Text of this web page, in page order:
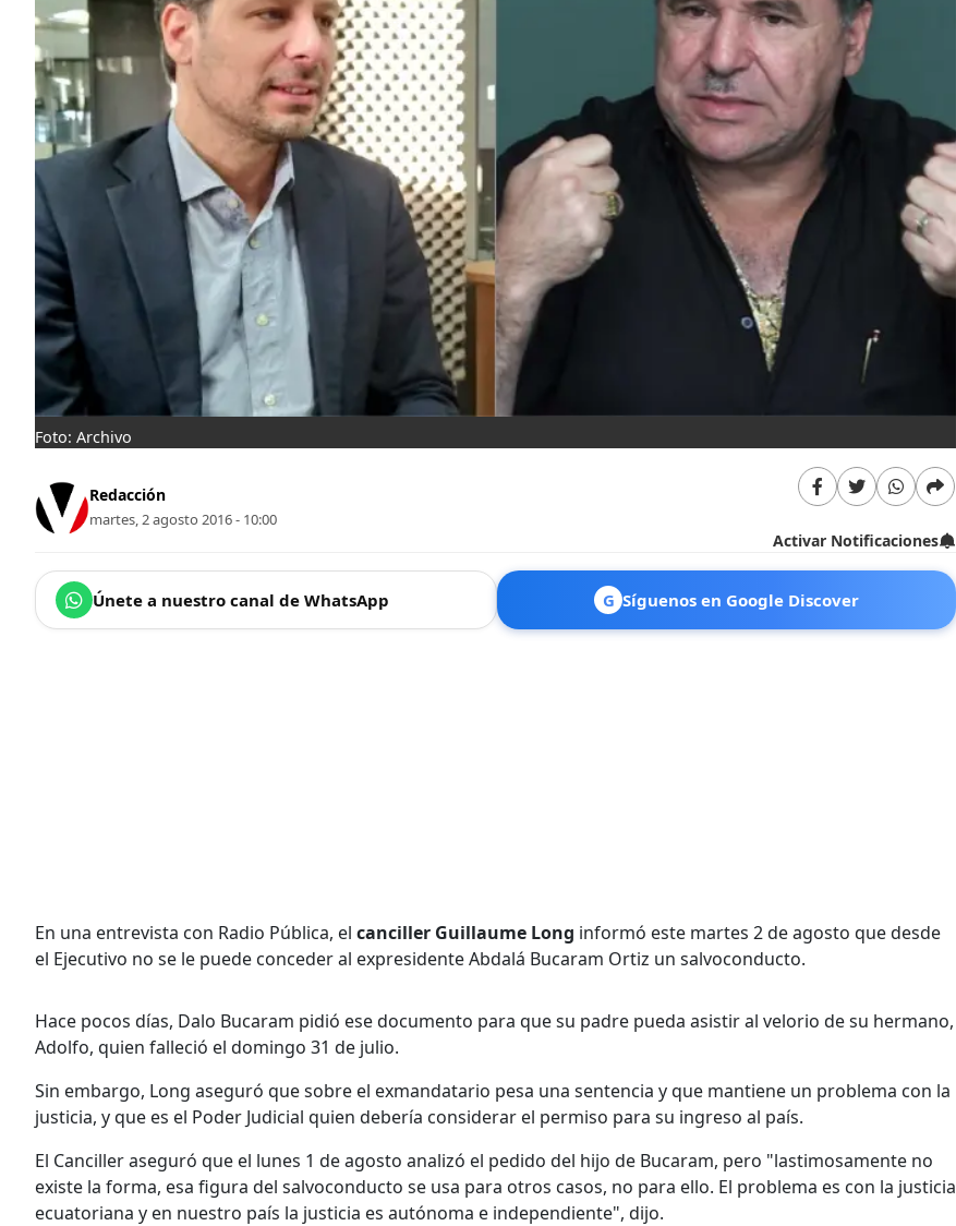
Foto: Archivo
Redacción
martes, 2 agosto 2016 - 10:00
Activar Notificaciones
Únete a nuestro canal de WhatsApp G Síguenos en Google Discover
En una entrevista con Radio Pública, el canciller Guillaume Long informó este martes 2 de agosto que desde
el Ejecutivo no se le puede conceder al expresidente Abdalá Bucaram Ortiz un salvoconducto.
Hace pocos días, Dalo Bucaram pidió ese documento para que su padre pueda asistir al velorio de su hermano,
Adolfo, quien falleció el domingo 31 de julio.
Sin embargo, Long aseguró que sobre el exmandatario pesa una sentencia y que mantiene un problema con la
justicia, y que es el Poder Judicial quien debería considerar el permiso para su ingreso al país.
El Canciller aseguró que el lunes 1 de agosto analizó el pedido del hijo de Bucaram, pero "lastimosamente no
existe la forma, esa figura del salvoconducto se usa para otros casos, no para ello. El problema es con la justicia
ecuatoriana y en nuestro país la justicia es autónoma e independiente", dijo.